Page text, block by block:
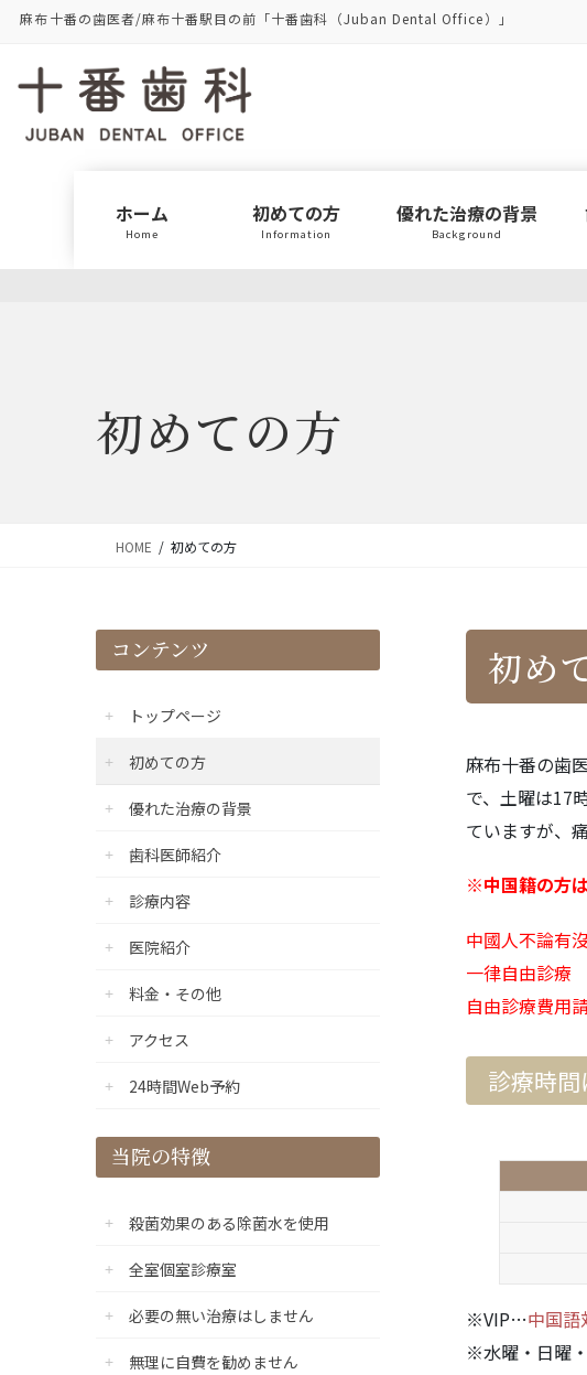
麻布十番の歯医者/麻布十番駅目の前「十番歯科（Juban Dental Office）」
ホーム
Home
初めての方
Information
優れた治療の背景
Background
初めての方
HOME 初めての方
初め
麻布十番の歯
で、土曜は17
ていますが、
※中国籍の方
中國人不論有
一律自由診療
自由診療費用
診療時
※VIP…中国語
※水曜・日曜
コンテンツ
トップページ
初めての方
優れた治療の背景
歯科医師紹介
診療内容
医院紹介
料金・その他
アクセス
24時間Web予約
当院の特徴
殺菌効果のある除菌水を使用
全室個室診療室
必要の無い治療はしません
無理に自費を勧めません